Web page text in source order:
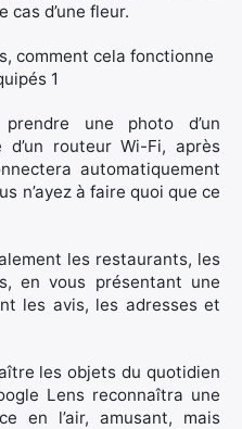
d’une fleur.
une photo d’un
d’un routeur Wi-Fi, après
automatiquement
n’ayez à faire quoi que ce
les restaurants, les
en vous présentant une
les avis, les adresses et
les objets du quotidien
Lens reconnaîtra une
en l’air, amusant, mais